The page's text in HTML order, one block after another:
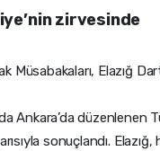
zirvesinde
Elazığ
Ankara’da düzenlenen
sonuçlandı.